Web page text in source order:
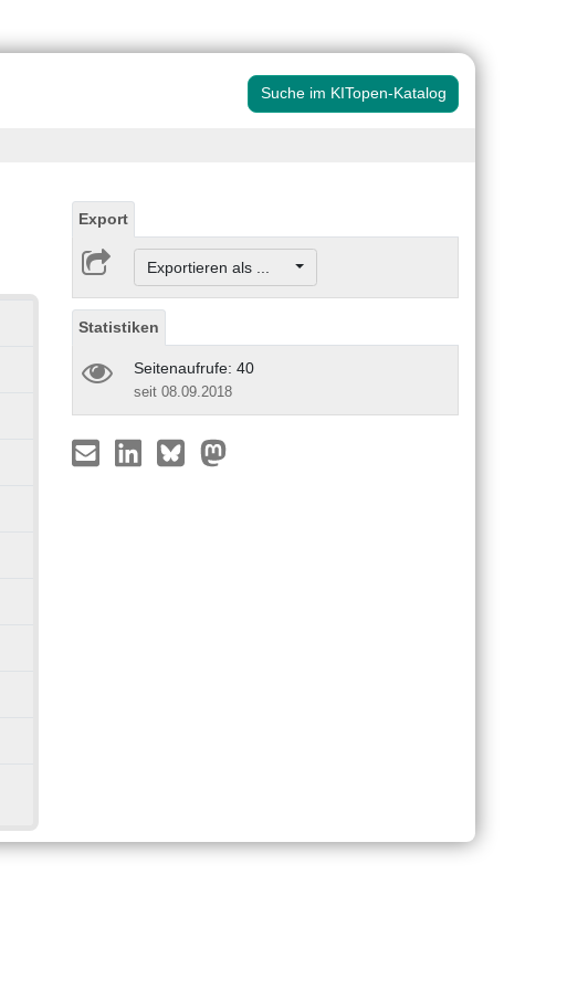
Suche im KITopen-Katalog
Export
Exportieren als ...
Statistiken
Seitenaufrufe: 40
seit 08.09.2018